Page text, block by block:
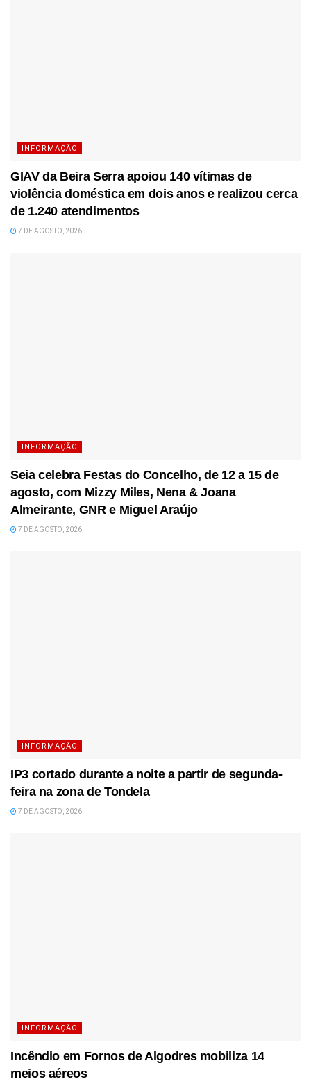
INFORMAÇÃO
GIAV da Beira Serra apoiou 140 vítimas de
violência doméstica em dois anos e realizou cerca
de 1.240 atendimentos
7 DE AGOSTO, 2026
INFORMAÇÃO
Seia celebra Festas do Concelho, de 12 a 15 de
agosto, com Mizzy Miles, Nena & Joana
Almeirante, GNR e Miguel Araújo
7 DE AGOSTO, 2026
INFORMAÇÃO
IP3 cortado durante a noite a partir de segunda-
feira na zona de Tondela
7 DE AGOSTO, 2026
INFORMAÇÃO
Incêndio em Fornos de Algodres mobiliza 14
meios aéreos